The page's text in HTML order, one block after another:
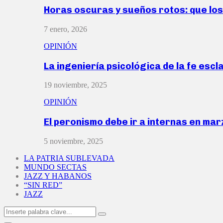
Horas oscuras y sueños rotos: que
7 enero, 2026
OPINIÓN
La ingeniería psicológica de la fe
19 noviembre, 2025
OPINIÓN
El peronismo debe ir a internas en
5 noviembre, 2025
LA PATRIA SUBLEVADA
MUNDO SECTAS
JAZZ Y HABANOS
“SIN RED”
JAZZ
Search
for:
Search